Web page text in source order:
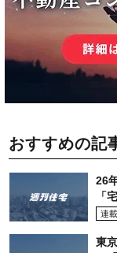
おすすめの記
26
「
連載
東